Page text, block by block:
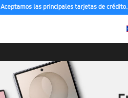
Aceptamos las principales tarjetas de crédito.